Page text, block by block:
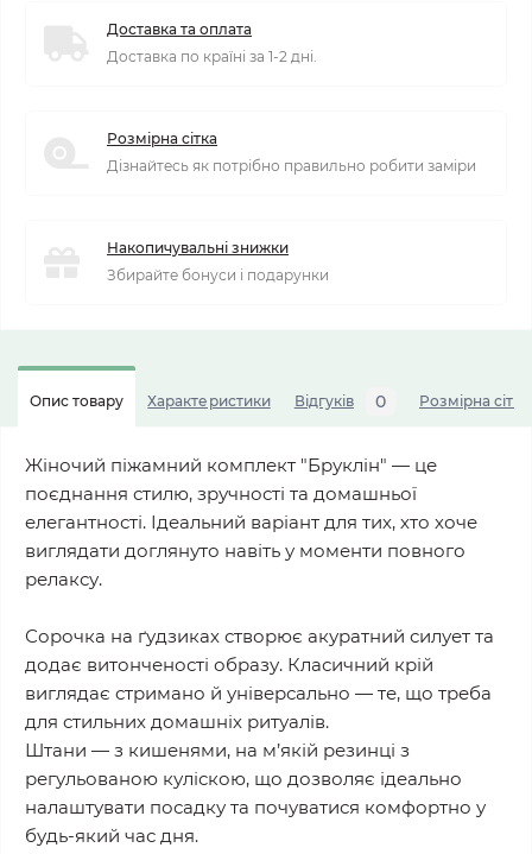
Доставка та оплата
Доставка по країні за 1-2 дні.
Розмірна сітка
Дізнайтесь як потрібно правильно робити заміри
Накопичувальні знижки
Збирайте бонуси і подарунки
Опис товару Характеристики Відгуків 0 Розмірна сітка
Жіночий піжамний комплект "Бруклін" — це
поєднання стилю, зручності та домашньої
елегантності. Ідеальний варіант для тих, хто хоче
виглядати доглянуто навіть у моменти повного
релаксу.
Сорочка на ґудзиках створює акуратний силует та
додає витонченості образу. Класичний крій
виглядає стримано й універсально — те, що треба
для стильних домашніх ритуалів.
Штани — з кишенями, на м’якій резинці з
регульованою куліскою, що дозволяє ідеально
налаштувати посадку та почуватися комфортно у
будь-який час дня.